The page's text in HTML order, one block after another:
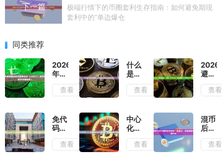
下一篇
极端行情下的币圈套利生存指南：如何避免期现
套利中的“单边爆仓
同类推荐
2026
年最
新排
名前
币
（USDT）
混币
器推
查看
什么
是
USDT
混币
如何
打断
链上
资金
查看
2026
避坑
指
南：
租金
回收
工具
最安
查看
免代
码
GTokenTool
代币
查看
中心
化混
币器
vs查看
混币
后的
USDT
如何
查看